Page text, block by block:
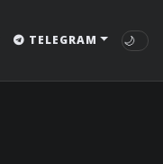
TELEGRAM 🌙